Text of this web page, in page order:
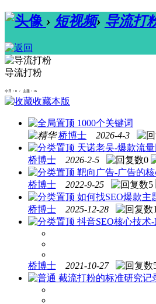
› 短视频› 导流打
导流打粉
今日：0 / 主题：16
收藏本版
1000个关键词
桥博士
2026-4-3
天诺老吴-爆款流
桥博士
2026-2-5 0
靶向广告-广告的
桥博士
2022-9-25 5
如何找SEO爆款主
桥博士
2025-12-28 1
抖音SEO核心技术
桥博士 2021-10-27
截流打粉的标准研究记